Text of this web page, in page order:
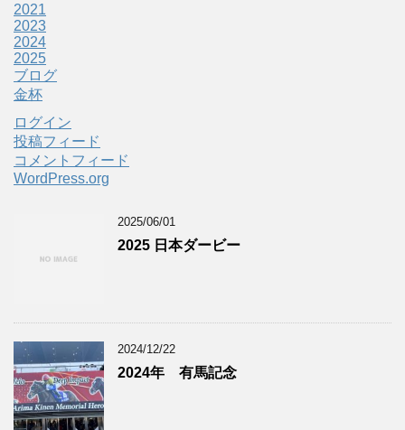
2021
2023
2024
2025
ブログ
金杯
ログイン
投稿フィード
コメントフィード
WordPress.org
2025/06/01
2025 日本ダービー
2024/12/22
2024年 有馬記念